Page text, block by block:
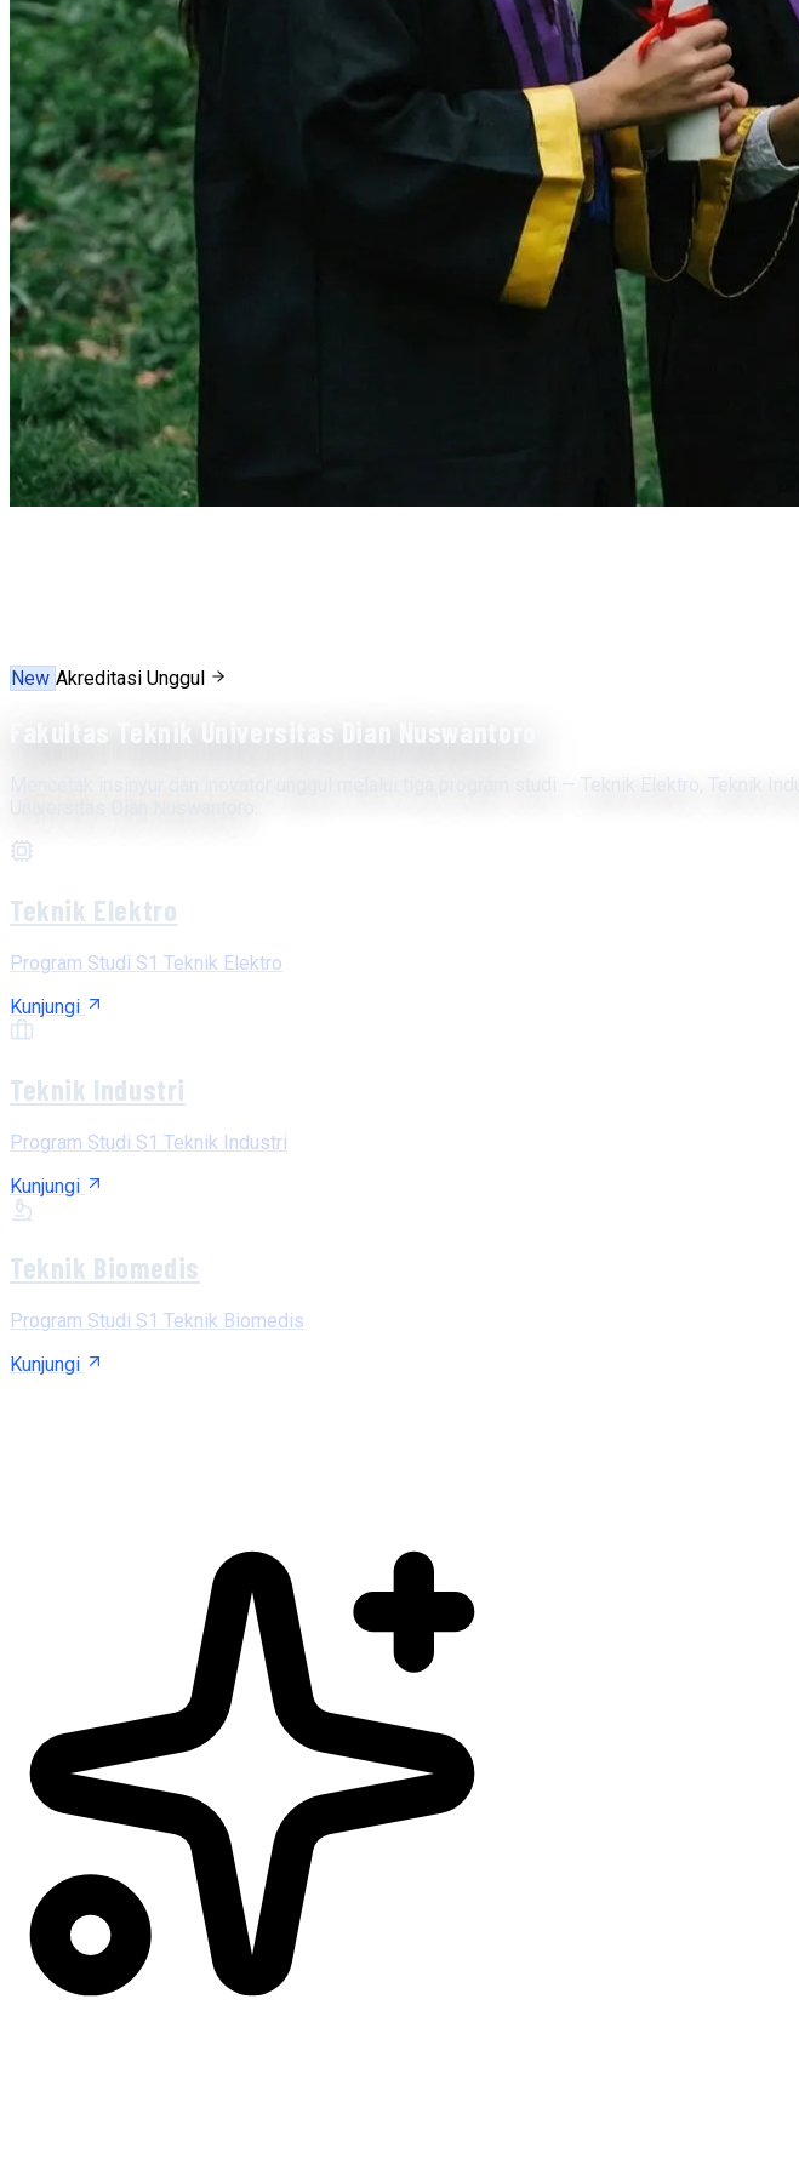
New Akreditasi Unggul
Mencetak insinyur dan inovator unggul melalui tiga program studi — Teknik Elektro, Teknik
Teknik Elektro
Program Studi S1 Teknik Elektro
Kunjungi
Teknik Industri
Program Studi S1 Teknik Industri
Kunjungi
Teknik Biomedis
Program Studi S1 Teknik Biomedis
Kunjungi